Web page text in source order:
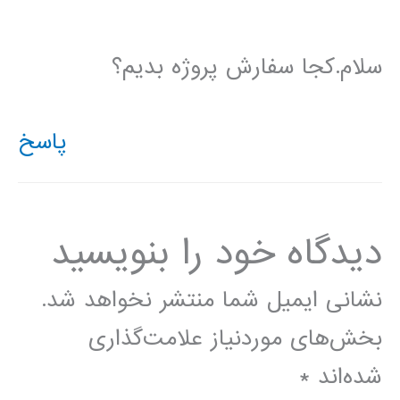
سلام.کجا سفارش پروژه بدیم؟
پاسخ
دیدگاه‌ خود را بنویسید
نشانی ایمیل شما منتشر نخواهد شد.
بخش‌های موردنیاز علامت‌گذاری
شده‌اند *